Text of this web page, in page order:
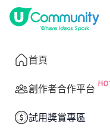
首頁
創作者合作平台
試用獎賞專區